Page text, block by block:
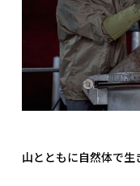
山とともに自然体で生